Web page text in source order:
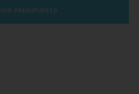
PRESUPUESTO